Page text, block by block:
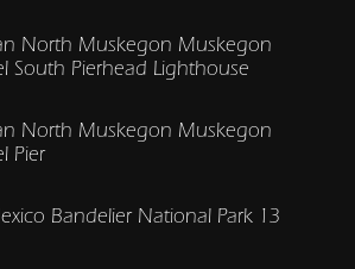
North Muskegon Muskegon
South Pierhead Lighthouse
North Muskegon Muskegon
Pier
Bandelier National Park 13